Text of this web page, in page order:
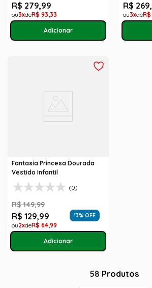
R$ 279,99
3 R$ 93,33
R$ 269,
3 R$
Fantasia Princesa Dourada
Vestido Infantil
(0)
R$ 149,99
R$ 129,99 13% OFF
2 R$ 64,99
58 Produtos